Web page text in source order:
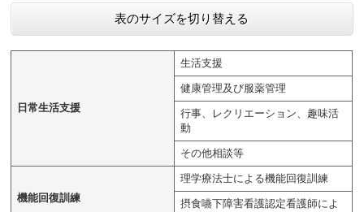
表のサイズを切り替える
日常生活支援
生活支援
健康管理及び服薬管理
行事、レクリエーション、趣味活
動
その他相談等
機能回復訓練
理学療法士による機能回復訓練
摂食嚥下障害看護認定看護師によ